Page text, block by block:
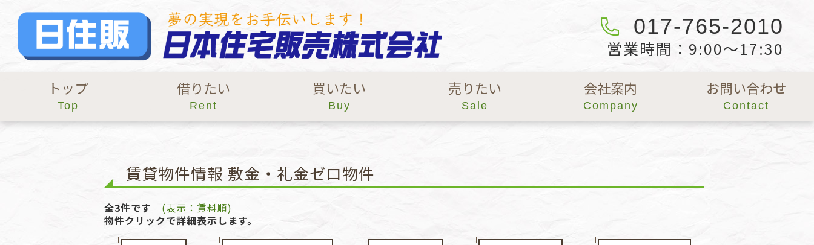
017-765-2010
営業時間：9:00～17:30
トップ
Top
借りたい
Rent
買いたい
Buy
売りたい
Sale
会社案内
Company
お問い合わせ
Contact
賃貸物件情報 敷金・礼金ゼロ物件
全3件です (表示：賃料順)
物件クリックで詳細表示します。